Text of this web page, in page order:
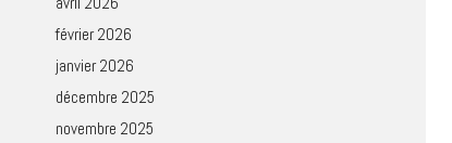
février 2026
janvier 2026
décembre 2025
novembre 2025